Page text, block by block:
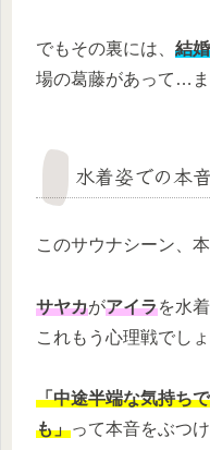
でもその裏には、 結
場の葛藤があって…ま
水着姿での本
このサウナシーン、
サヤカがアイラを水
これもう心理戦でしょ
「中途半端な気持ち
も」って本音をぶつ